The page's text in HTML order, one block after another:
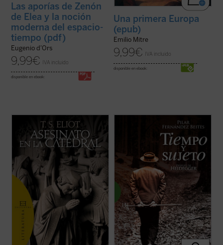
Las aporías de Zenón
de Elea y la noción
moderna del espacio-
tiempo (pdf)
Eugenio d'Ors
9,99€ IVA incluido
disponible en ebook:
Una primera Europa
(epub)
Emilio Mitre
9,99€ IVA incluido
disponible en ebook:
Tomás Becket, arzobispo de Canterbury,
es asesinado en 1170 por orden de su rey,
por no querer someterse a las
Constituciones de Clarendon, y cae,
atravesado por las espadas, al pie mismo
del altar de cuya iglesia es supremo
sacerdote.
Este ...
(ver ficha)
«Uno de los orígenes de la crisis actual del
pensamiento reside en la eliminación de la
subjetividad ---y con ella del hombre y de
todo posible humanismo---. El siglo que
acaba de concluir ha sabido llevar hasta
sus últimas consecuencias la ... (ver ficha)